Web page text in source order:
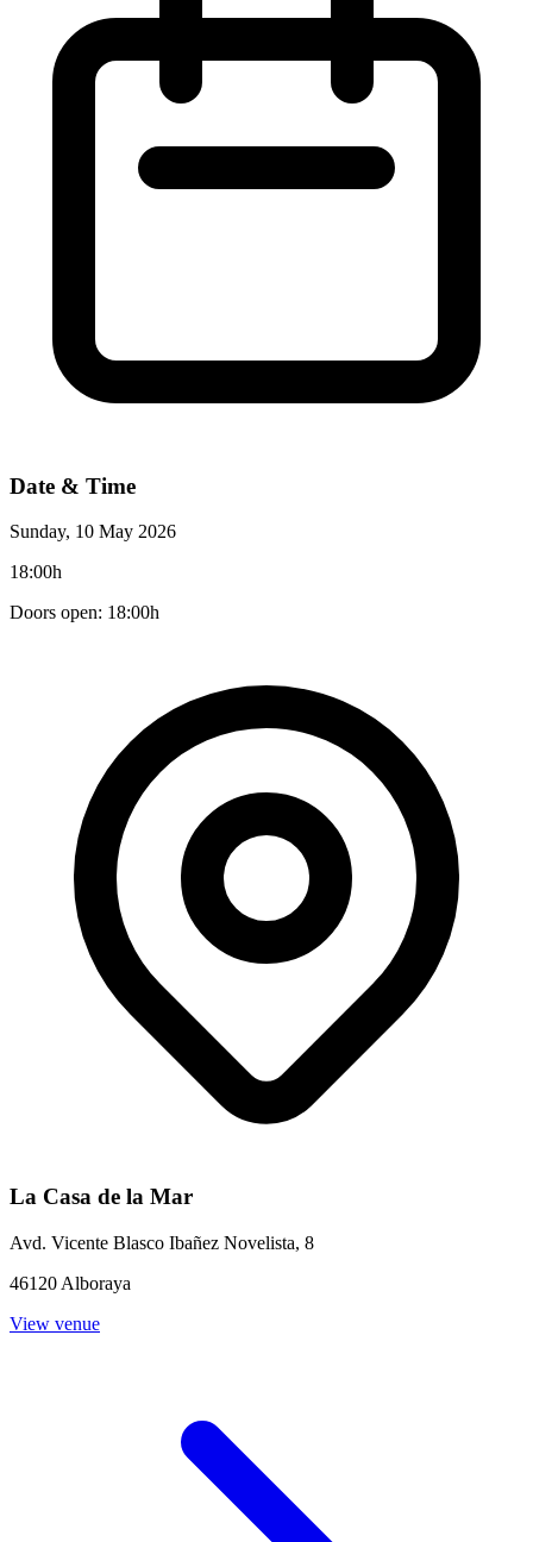
Date & Time
Sunday, 10 May 2026
18:00h
Doors open: 18:00h
La Casa de la Mar
Avd. Vicente Blasco Ibañez Novelista, 8
46120 Alboraya
View venue